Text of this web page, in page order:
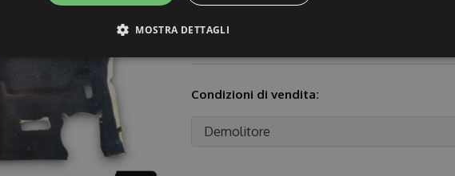
Condizioni di vendita:
Demolitore
MOSTRA DETTAGLI
necessari Performance Targeting Funzionalità Non classificati
consentono le funzionalità principali del sito web come l'accesso dell'utente e la gestione dell'account. Il sito
correttamente senza i cookie strettamente necessari.
Scadenza Descrizione